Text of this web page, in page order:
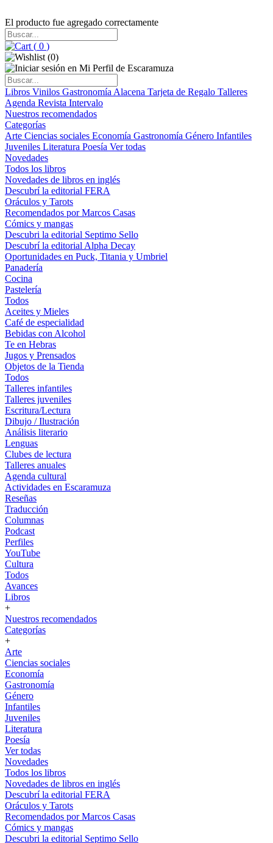
El producto fue agregado correctamente
( 0 )
(0)
Libros Vinilos Gastronomía Alacena Tarjeta de Regalo Talleres
Agenda Revista Intervalo
Nuestros recomendados
Categorías
Arte Ciencias sociales Economía Gastronomía Género Infantiles
Juveniles Literatura Poesía Ver todas
Novedades
Todos los libros
Novedades de libros en inglés
Descubrí la editorial FERA
Oráculos y Tarots
Recomendados por Marcos Casas
Cómics y mangas
Descubri la editorial Septimo Sello
Descubrí la editorial Alpha Decay
Oportunidades en Puck, Titania y Umbriel
Panadería
Cocina
Pastelería
Todos
Aceites y Mieles
Café de especialidad
Bebidas con Alcohol
Te en Hebras
Jugos y Prensados
Objetos de la Tienda
Todos
Talleres infantiles
Talleres juveniles
Escritura/Lectura
Dibujo / Ilustración
Análisis literario
Lenguas
Clubes de lectura
Talleres anuales
Agenda cultural
Actividades en Escaramuza
Reseñas
Traducción
Columnas
Podcast
Perfiles
YouTube
Cultura
Todos
Avances
Libros
+
Nuestros recomendados
Categorías
+
Arte
Ciencias sociales
Economía
Gastronomía
Género
Infantiles
Juveniles
Literatura
Poesía
Ver todas
Novedades
Todos los libros
Novedades de libros en inglés
Descubrí la editorial FERA
Oráculos y Tarots
Recomendados por Marcos Casas
Cómics y mangas
Descubri la editorial Septimo Sello